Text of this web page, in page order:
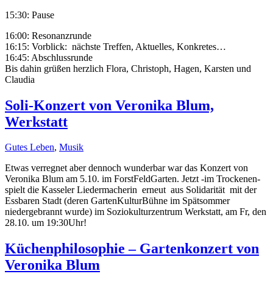
15:30: Pause
16:00: Resonanzrunde
16:15: Vorblick: nächste Treffen, Aktuelles, Konkretes…
16:45: Abschlussrunde
Bis dahin grüßen herzlich Flora, Christoph, Hagen, Karsten und
Claudia
Soli-Konzert von Veronika Blum,
Werkstatt
Gutes Leben, Musik
Etwas verregnet aber dennoch wunderbar war das Konzert von
Veronika Blum am 5.10. im ForstFeldGarten. Jetzt -im Trockenen-
spielt die Kasseler Liedermacherin erneut aus Solidarität mit der
Essbaren Stadt (deren GartenKulturBühne im Spätsommer
niedergebrannt wurde) im Soziokulturzentrum Werkstatt, am Fr, den
28.10. um 19:30Uhr!
Küchenphilosophie – Gartenkonzert von
Veronika Blum